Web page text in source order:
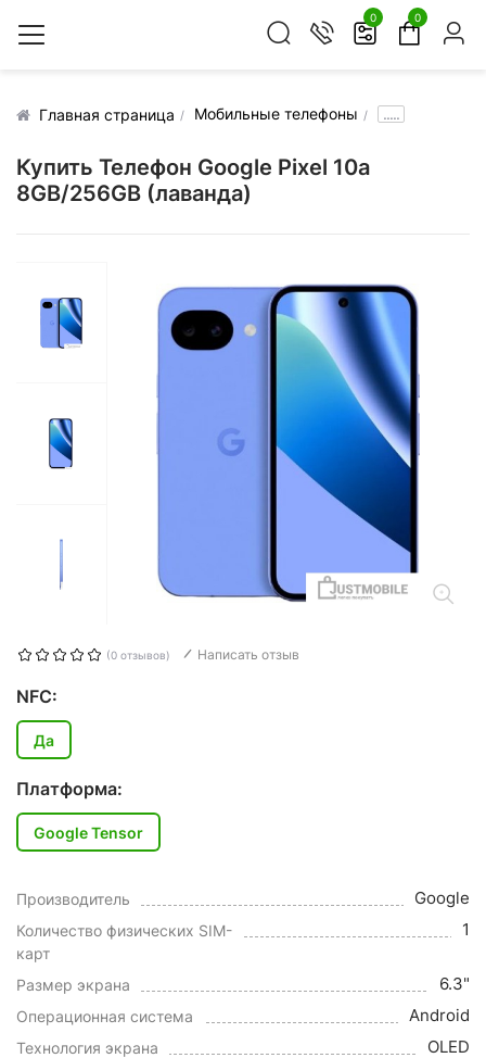
0 0
Главная страница Мобильные телефоны .....
Купить Телефон Google Pixel 10a
8GB/256GB (лаванда)
(0 отзывов) Написать отзыв
NFC:
Да
Платформа:
Google Tensor
Производитель Google
Количество физических SIM-
карт
1
Размер экрана 6.3"
Операционная система Android
Технология экрана OLED